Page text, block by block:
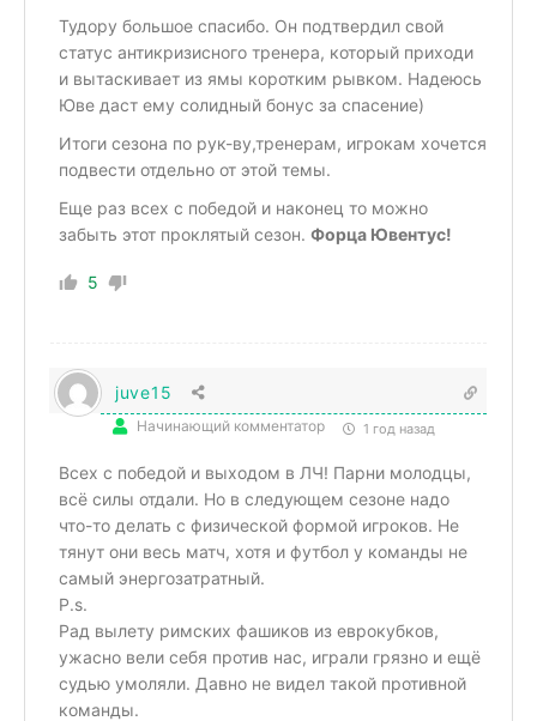
Тудору большое спасибо. Он подтвердил свой
статус антикризисного тренера, который приходи
и вытаскивает из ямы коротким рывком. Надеюсь
Юве даст ему солидный бонус за спасение)
Итоги сезона по рук-ву,тренерам, игрокам хочется
подвести отдельно от этой темы.
Еще раз всех с победой и наконец то можно
забыть этот проклятый сезон. Форца Ювентус!
5
juve15
Начинающий комментатор 1 год назад
Всех с победой и выходом в ЛЧ! Парни молодцы,
всё силы отдали. Но в следующем сезоне надо
что-то делать с физической формой игроков. Не
тянут они весь матч, хотя и футбол у команды не
самый энергозатратный.
P.s.
Рад вылету римских фашиков из еврокубков,
ужасно вели себя против нас, играли грязно и ещё
судью умоляли. Давно не видел такой противной
команды.